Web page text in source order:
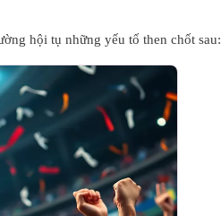
hội tụ những yếu tố then chốt sau: